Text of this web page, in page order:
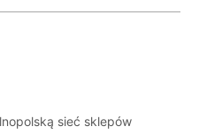
sieć sklepów